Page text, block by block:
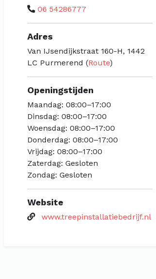
06 54286777
Adres
Van IJsendijkstraat 160-H, 1442
LC Purmerend (Route)
Openingstijden
Maandag: 08:00–17:00
Dinsdag: 08:00–17:00
Woensdag: 08:00–17:00
Donderdag: 08:00–17:00
Vrijdag: 08:00–17:00
Zaterdag: Gesloten
Zondag: Gesloten
Website
www.treepinstallatiebedrijf.nl